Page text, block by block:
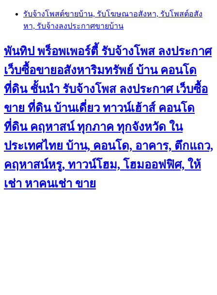
Skip
content
รับจ้างโพสต์ขายบ้าน, รับโฆษณาอสังหา, รับโพสต์อสัง
หา, รับจ้างลงประกาศขายบ้าน
พันทิป พร็อพเพอร์ตี้ รับจ้างโพส ลงประกาศ
เว็บซื้อขายอสังหาริมทรัพย์ บ้าน คอนโด
ที่ดิน ชั้นนำ รับจ้างโพส ลงประกาศ เว็บซื้อ
ขาย ที่ดิน บ้านเดี่ยว ทาวน์เฮ้าส์ คอนโด
ที่ดิน คฤหาสน์ ทุกภาค ทุกจังหวัด ใน
ประเทศไทย บ้าน, คอนโด, อาคาร, ตึกแถว,
คฤหาสน์หรู, ทาวน์โฮม, โฮมออฟฟิศ, ให้
เช่า หาคนเช่า ขาย